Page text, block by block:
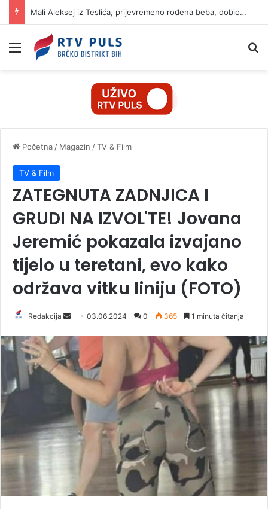
Mali Aleksej iz Teslića, prijevremeno rođena beba, dobio životnu bitku na UKC-u Srpske
Izbornik
Početna / Magazin /TV & Film
TV & Film
ZATEGNUTA ZADNJICA I
GRUDI NA IZVOL'TE! Jovana
Jeremić pokazala izvajano
tijelo u teretani, evo kako
održava vitku liniju (FOTO)
Redakcija
d
a
n
m
a
03.06.2024 0 365 1 minuta čitanja